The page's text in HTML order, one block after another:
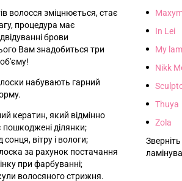
волосся зміцнюється, стає
процедура має
брови
Вам знадобиться три
набувають гарний
кератин, який відмінно
пошкоджені ділянки;
вітру і вологи;
за рахунок постачання
при фарбуванні;
волосяного стрижня.
In Lei
My
Nikk
Thuya
Zola